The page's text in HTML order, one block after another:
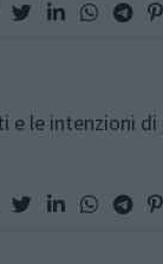
e le intenzioni